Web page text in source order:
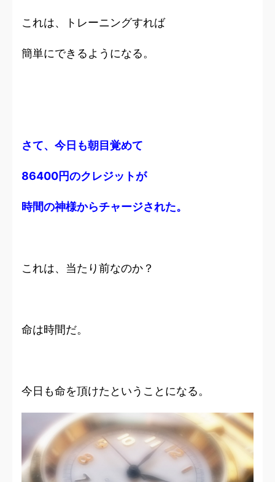
これは、トレーニングすれば
簡単にできるようになる。
さて、今日も朝目覚めて
86400円のクレジットが
時間の神様からチャージされた。
これは、当たり前なのか？
命は時間だ。
今日も命を頂けたということになる。